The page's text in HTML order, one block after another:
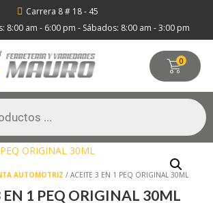
 Carrera 8 # 18 - 45
8:00 am - 6:00 pm - Sábados: 8:00 am - 3:00 pm
0
AUTOMOTRIZ / ACEITE 3 EN 1 PEQ ORIGINAL 30ML
EN 1 PEQ ORIGINAL 30ML